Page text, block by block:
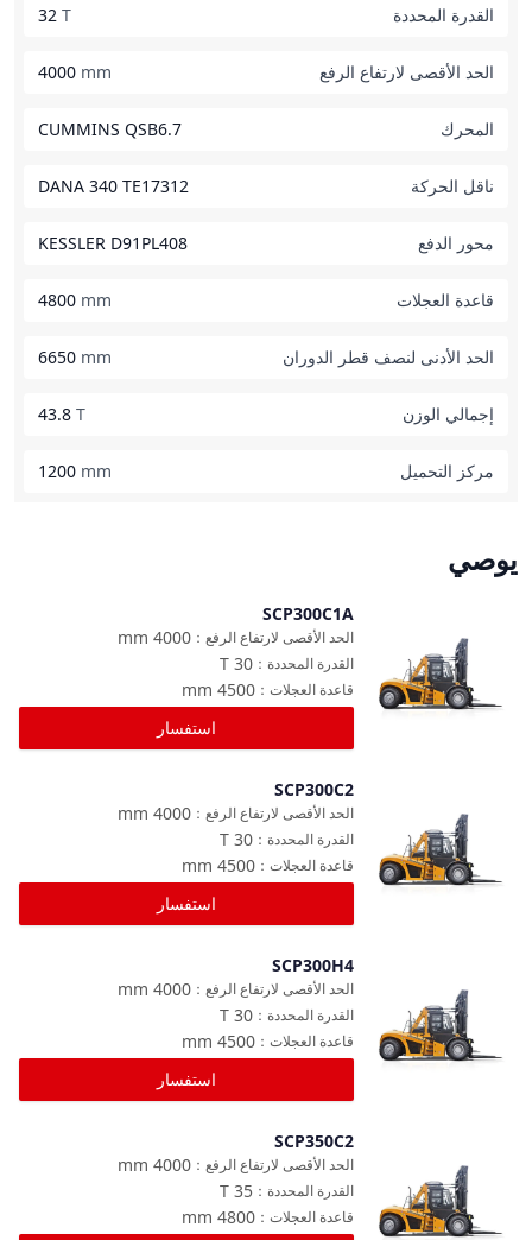
القدرة المحددة 32 T
الحد الأقصى لارتفاع الرفع 4000 mm
المحرك CUMMINS QSB6.7
ناقل الحركة DANA 340 TE17312
محور الدفع KESSLER D91PL408
قاعدة العجلات 4800 mm
الحد الأدنى لنصف قطر الدوران 6650 mm
إجمالي الوزن 43.8 T
مركز التحميل 1200 mm
يوصي
SCP300C1A
4000
mm الحد الأقصى لارتفاع الرفع ：
30
T القدرة المحددة ：
4500
mm قاعدة العجلات ：
استفسار
SCP300C2
4000
mm الحد الأقصى لارتفاع الرفع ：
30
T القدرة المحددة ：
4500
mm قاعدة العجلات ：
استفسار
SCP300H4
4000
mm الحد الأقصى لارتفاع الرفع ：
30
T القدرة المحددة ：
4500
mm قاعدة العجلات ：
استفسار
SCP350C2
4000
mm الحد الأقصى لارتفاع الرفع ：
35
T القدرة المحددة ：
4800
mm قاعدة العجلات ：